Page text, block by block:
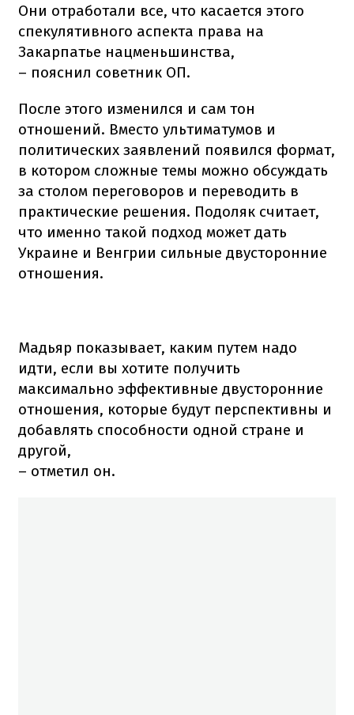
Они отработали все, что касается этого
спекулятивного аспекта права на
Закарпатье нацменьшинства,
– пояснил советник ОП.
После этого изменился и сам тон
отношений. Вместо ультиматумов и
политических заявлений появился формат,
в котором сложные темы можно обсуждать
за столом переговоров и переводить в
практические решения. Подоляк считает,
что именно такой подход может дать
Украине и Венгрии сильные двусторонние
отношения.
Мадьяр показывает, каким путем надо
идти, если вы хотите получить
максимально эффективные двусторонние
отношения, которые будут перспективны и
добавлять способности одной стране и
другой,
– отметил он.